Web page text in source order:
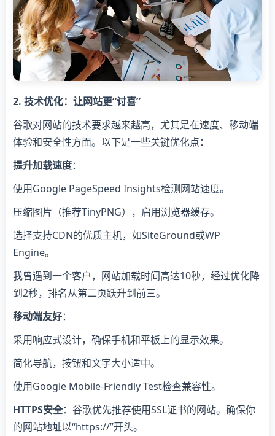
2. 技术优化：让网站更“讨喜”
谷歌对网站的技术要求越来越高，尤其是在速度、移动端
体验和安全性方面。以下是一些关键优化点：
提升加载速度：
使用Google PageSpeed Insights检测网站速度。
压缩图片（推荐TinyPNG），启用浏览器缓存。
选择支持CDN的优质主机，如SiteGround或WP
Engine。
我曾遇到一个客户，网站加载时间高达10秒，经过优化降
到2秒，排名从第二页跃升到前三。
移动端友好：
采用响应式设计，确保手机和平板上的显示效果。
简化导航，按钮和文字大小适中。
使用Google Mobile-Friendly Test检查兼容性。
HTTPS安全：谷歌优先推荐使用SSL证书的网站。确保你
的网站地址以“https://”开头。